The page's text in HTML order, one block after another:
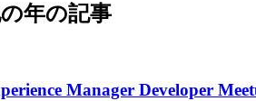
年の記事
Manager Developer